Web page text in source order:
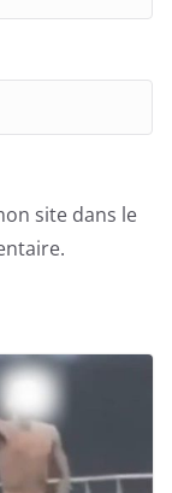
site dans le